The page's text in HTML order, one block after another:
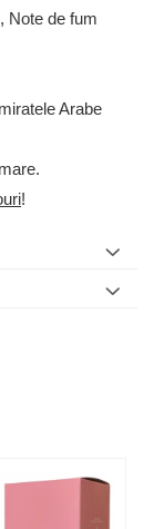
Note de fum
Arabe
!